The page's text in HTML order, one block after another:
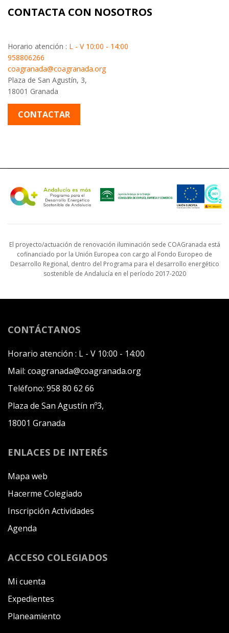
CONTACTA CON NOSOTROS
Horario atención : L - V 10:00 - 14:00
958806266
coagranada@coagranada.org
Plaza de San Agustín, 3,
18001 Granada
CONTACTAR
El proyecto/actuación de renovación iluminación sede COAGranada está
cofinanciado por la Unión Europea con cargo al Fondo Europeo de
Desarrollo Regional, dentro del Programa para el desarrollo energético
sostenible de Andalucía en el período 2017-2020
CONTÁCTANOS
Horario atención : L - V 10:00 - 14:00
Mail: coagranada@coagranada.org
Teléfono: 958 80 62 66
Plaza de San Agustín nº3,
18001 Granada
ENLACES DE INTERÉS
Mapa web
Hacerme Colegiado
Inscripción Actividades
Agenda
ACCESO COLEGIADOS
Mi cuenta
Expedientes
Planeamiento